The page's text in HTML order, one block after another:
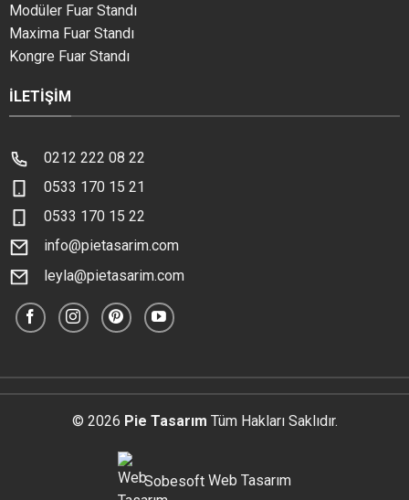
Modüler Fuar Standı
Maxima Fuar Standı
Kongre Fuar Standı
İLETIŞIM
0212 222 08 22
0533 170 15 21
0533 170 15 22
info@pietasarim.com
leyla@pietasarim.com
© 2026 Pie Tasarım Tüm Hakları Saklıdır.
Sobesoft Web Tasarım